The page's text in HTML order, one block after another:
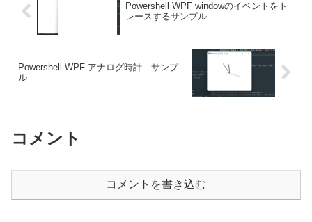
Powershell WPF windowのイベントをト
レースするサンプル
Powershell WPF アナログ時計 サンプ
ル
コメント
コメントを書き込む